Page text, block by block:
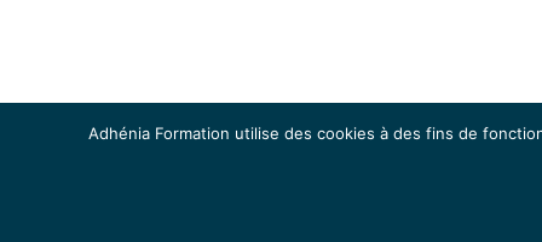
Adhénia Formation utilise des cookies à des fins de